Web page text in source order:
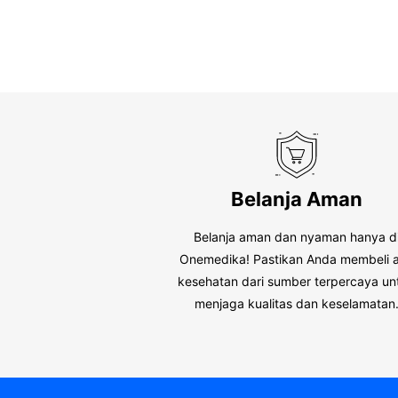
Belanja Aman
Belanja aman dan nyaman hanya
Onemedika! Pastikan Anda membeli
kesehatan dari sumber terpercaya
menjaga kualitas dan keselamatan.